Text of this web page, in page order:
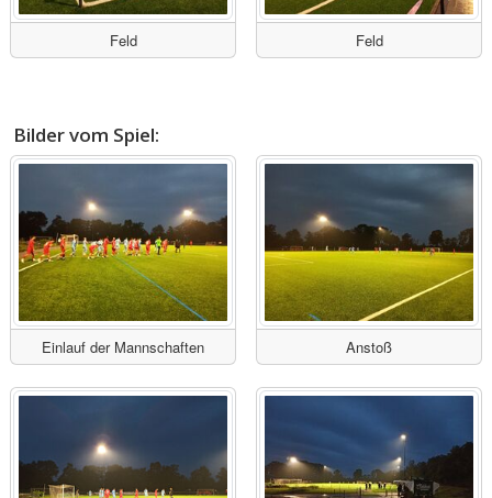
Feld Feld
Bilder vom Spiel:
Einlauf der Mannschaften Anstoß